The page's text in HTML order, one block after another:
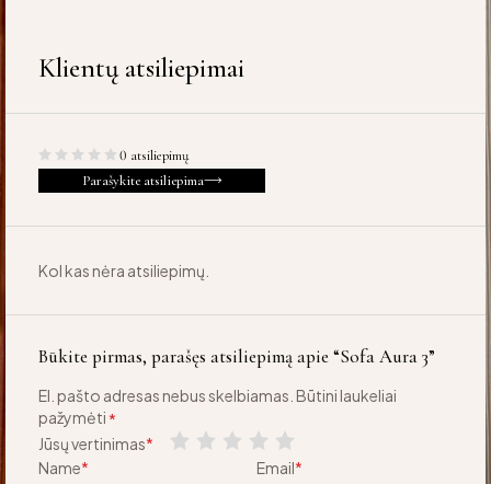
Klientų atsiliepimai
0 atsiliepimų
Parašykite atsiliepima
Kol kas nėra atsiliepimų.
Būkite pirmas, parašęs atsiliepimą apie “Sofa Aura 3”
El. pašto adresas nebus skelbiamas. Būtini laukeliai
pažymėti *
Jūsų vertinimas*
Name* Email*